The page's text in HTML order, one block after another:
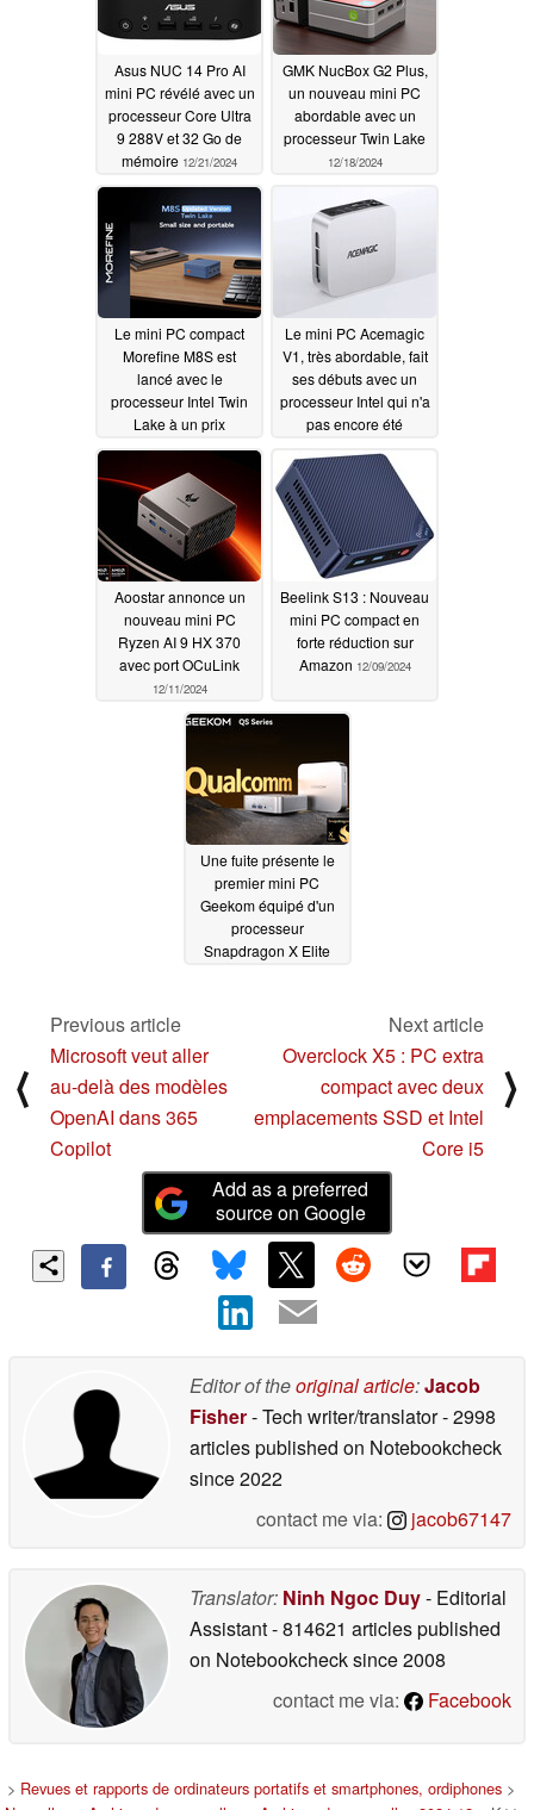
Asus NUC 14 Pro AI
mini PC révélé avec un
processeur Core Ultra
9 288V et 32 Go de
mémoire 12/21/2024
GMK NucBox G2 Plus,
un nouveau mini PC
abordable avec un
processeur Twin Lake
12/18/2024
Le mini PC compact
Morefine M8S est
lancé avec le
processeur Intel Twin
Lake à un prix
abordable12/15/2024
Le mini PC Acemagic
V1, très abordable, fait
ses débuts avec un
processeur Intel qui n'a
pas encore été
Aoostar annonce un
nouveau mini PC
Ryzen AI 9 HX 370
avec port OCuLink
12/11/2024
Beelink S13 : Nouveau
mini PC compact en
forte réduction sur
Amazon 12/09/2024
Une fuite présente le
premier mini PC
Geekom équipé d'un
processeur
Snapdragon X Elite
⟨
Previous article
Microsoft veut aller
au-delà des modèles
OpenAI dans 365
Copilot
Next article
Overclock X5 : PC extra
compact avec deux
emplacements SSD et Intel
Core i5
⟩
Add as a preferred
source on Google
Editor of theoriginal article:Jacob
Fisher- Tech writer/translator- 2998
articles published on Notebookcheck
since 2022
contact me via:
jacob67147
Translator: Ninh Ngoc Duy- Editorial
Assistant- 814621 articles published
on Notebookchecksince 2008
contact me via:
Facebook
> Revues et rapports de ordinateurs portatifs et smartphones, ordiphones >